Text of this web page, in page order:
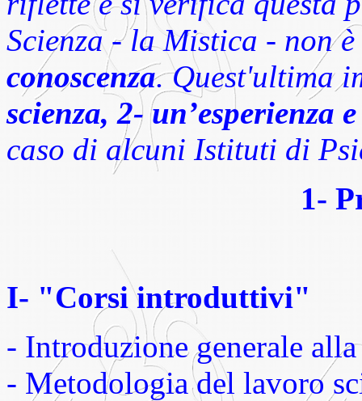
Scienza - la Mistica - non
conoscenza. Quest'ultima
scienza, 2- un’esperienza
caso di alcuni Istituti di
1-
I- "Corsi introduttivi"
- Introduzione generale
- Metodologia del lavoro